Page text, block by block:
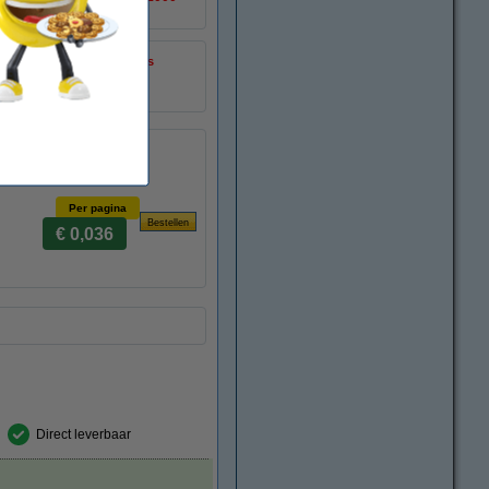
± 1.000 pagina's
051416
TN248M
Per pagina
€ 0,036
Direct leverbaar